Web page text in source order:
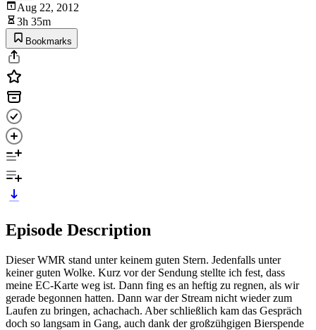
Aug 22, 2012
3h 35m
Bookmarks
Episode Description
Dieser WMR stand unter keinem guten Stern. Jedenfalls unter
keiner guten Wolke. Kurz vor der Sendung stellte ich fest, dass
meine EC-Karte weg ist. Dann fing es an heftig zu regnen, als wir
gerade begonnen hatten. Dann war der Stream nicht wieder zum
Laufen zu bringen, achachach. Aber schließlich kam das Gespräch
doch so langsam in Gang, auch dank der großzühgigen Bierspende